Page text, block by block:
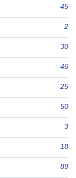
45
2
30
46
25
50
3
18
89